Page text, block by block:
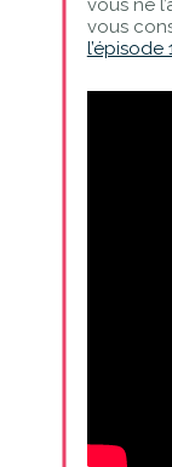
vous ne
vous
l’épisode